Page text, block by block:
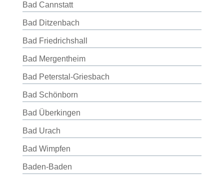
Bad Cannstatt
Bad Ditzenbach
Bad Friedrichshall
Bad Mergentheim
Bad Peterstal-Griesbach
Bad Schönborn
Bad Überkingen
Bad Urach
Bad Wimpfen
Baden-Baden